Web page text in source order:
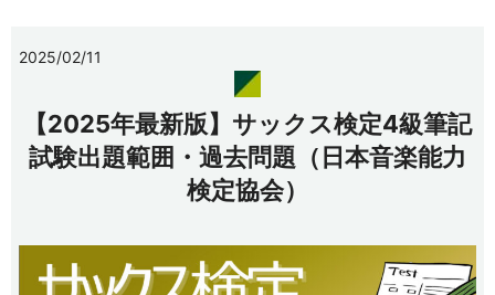
2025/02/11
【2025年最新版】サックス検定4級筆記
試験出題範囲・過去問題（日本音楽能力
検定協会）